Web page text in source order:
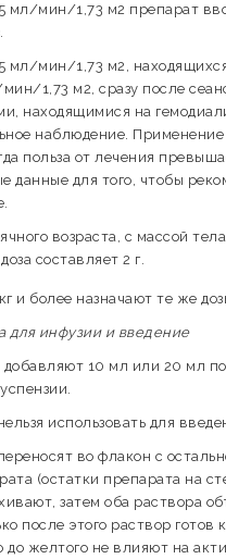
мл/мин/1,73 м2 препарат
мл/мин/1,73 м2,
1,73 м2, сразу после
находящимися на
наблюдение.
польза от лечения
данные для того, чтобы
возраста, с массой
составляет 2 г.
и более назначают те же
для инфузии и введение
10 мл или 20 мл
использовать для
во флакон с
(остатки препарата на
затем оба раствора
после этого раствор
до желтого не влияют на